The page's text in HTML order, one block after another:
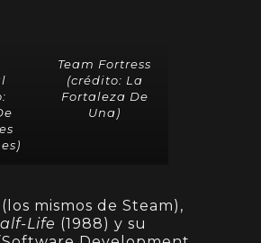
)
Team Fortress
(crédito: La
Fortaleza De
Una)
mismos de Steam),
Life (1988) y su